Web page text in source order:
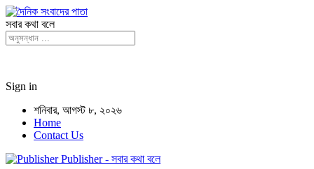
সবার কথা বলে
Sign in
শনিবার, আগস্ট ৮, ২০২৬
Home
Contact Us
Publisher - সবার কথা বলে